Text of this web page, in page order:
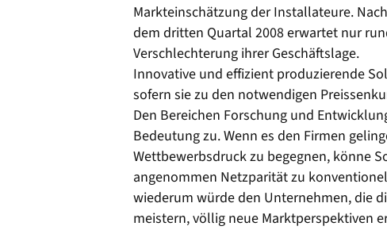
Markteinschätzung der Installateure.
dem dritten Quartal 2008 erwartet nur
Verschlechterung ihrer Geschäftslage.
Innovative und effizient produzierende
sofern sie zu den notwendigen
Den Bereichen Forschung und
Bedeutung zu. Wenn es den Firmen
Wettbewerbsdruck zu begegnen, könne
angenommen Netzparität zu
wiederum würde den Unternehmen, die
meistern, völlig neue Marktperspektiven